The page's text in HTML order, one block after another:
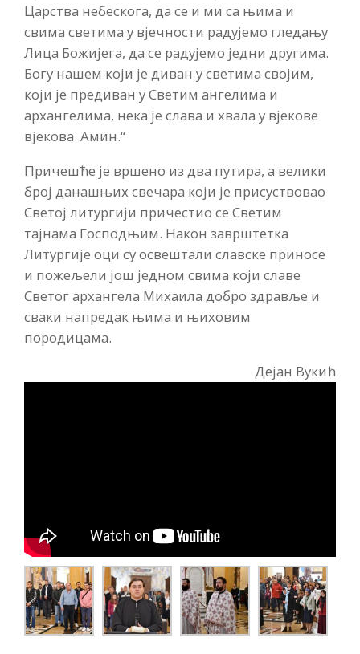
Царства небескога, да се и ми са њима и
свима светима у вјечности радујемо гледању
Лица Божијега, да се радујемо једни другима.
Богу нашем који је диван у светима својим,
који је предиван у Светим ангелима и
архангелима, нека је слава и хвала у вјекове
вјекова. Амин.“
Причешће је вршено из два путира, а велики
број данашњих свечара који је присуствовао
Светој литургији причестио се Светим
тајнама Господњим. Након заврштетка
Литургије оци су освештали славске приносе
и пожељели још једном свима који славе
Светог архангела Михаила добро здравље и
сваки напредак њима и њиховим
породицама.
Дејан Вукић